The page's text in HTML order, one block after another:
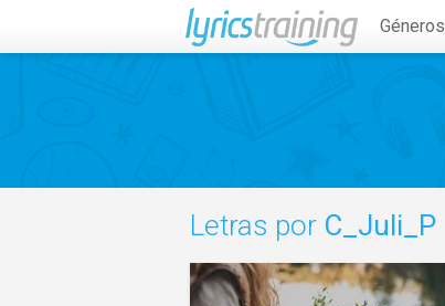
Géneros
Letras por C_Juli_P